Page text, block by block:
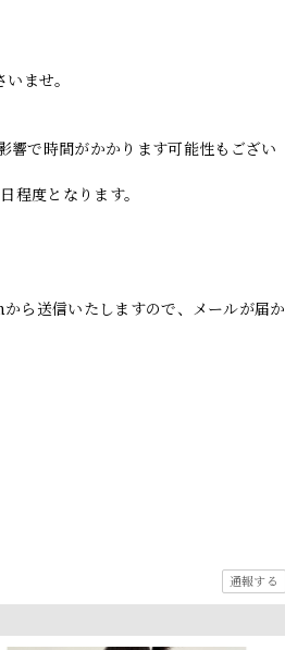
ませ。
響で時間がかかります可能性もござい
程度となります。
から送信いたしますので、メールが届か
通報する